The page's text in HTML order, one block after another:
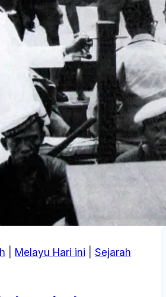
Melayu Hari ini
Sejarah